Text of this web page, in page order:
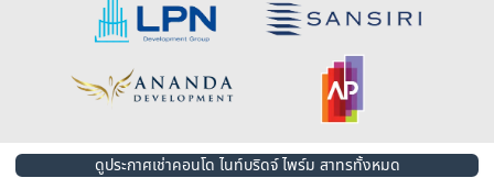
ดูประกาศเช่าคอนโด ไนท์บริดจ์ ไพร์ม สาทรทั้งหมด